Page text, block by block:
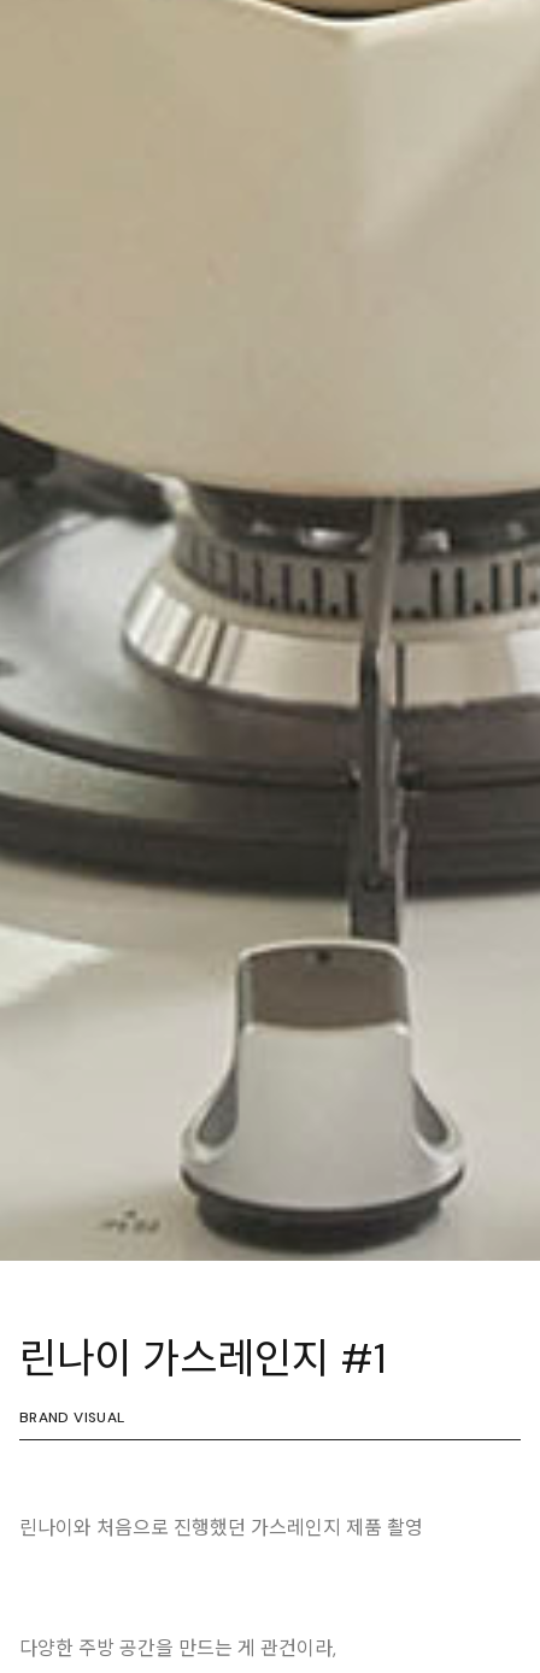
린나이 가스레인지 #1
BRAND VISUAL
린나이와 처음으로 진행했던 가스레인지 제품 촬영
다양한 주방 공간을 만드는 게 관건이라,